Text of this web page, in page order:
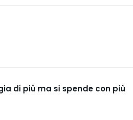
di più ma si spende con più